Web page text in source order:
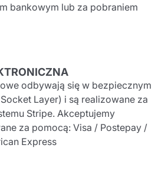
bankowym lub za pobraniem
odbywają się w bezpiecznym
Layer) i są realizowane za
Stripe. Akceptujemy
za pomocą: Visa / Postepay /
Express